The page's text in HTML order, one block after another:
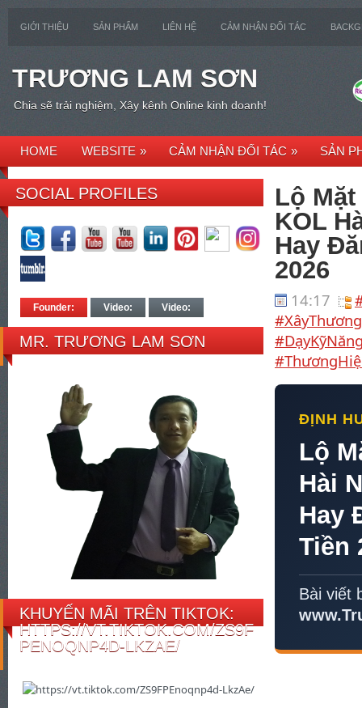
GIỚI THIỆU SẢN PHẨM LIÊN HỆ CẢM NHẬN ĐỐI TÁC
TRƯƠNG LAM SƠN
Chia sẽ trải nghiệm, Xây kênh Online kinh doanh!
HOME WEBSITE » CẢM NHẬN ĐỐI TÁC » SẢN
SOCIAL PROFILES
Founder: Video: Video:
MR. TRƯƠNG LAM SƠN
KHUYẾN MÃI TRÊN TIKTOK:
HTTPS://VT.TIKTOK.COM/ZS9F
PENOQNP4D-LKZAE/
Lộ
KOL
Hay
2026
14:17
ĐỊNH
Lộ
Hài
Hay
Tiền
Bài viết